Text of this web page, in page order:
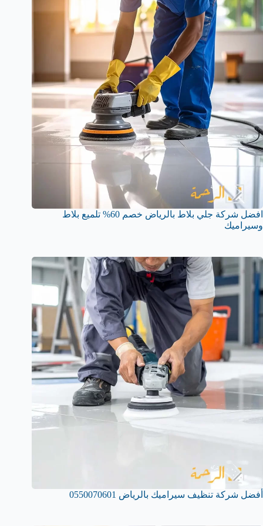
افضل شركة جلي بلاط بالرياض خصم 60% تلميع بلاط
وسيراميك
أفضل شركة تنظيف سيراميك بالرياض 0550070601